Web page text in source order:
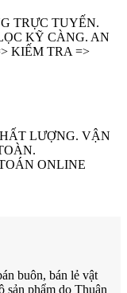
TRỰC TUYẾN.
KỸ CÀNG. AN
KIẾM TRA =>
LƯỢNG. VẬN
ONLINE
buôn, bán lẻ vật
sản phẩm do Thuận